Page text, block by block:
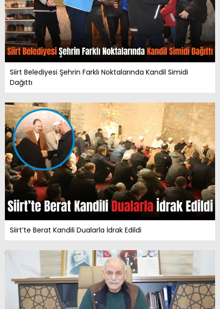
Siirt Belediyesi Şehrin Farklı Noktalarında Kandil Simidi
Dağıttı
Siirt’te Berat Kandili Dualarla İdrak Edildi